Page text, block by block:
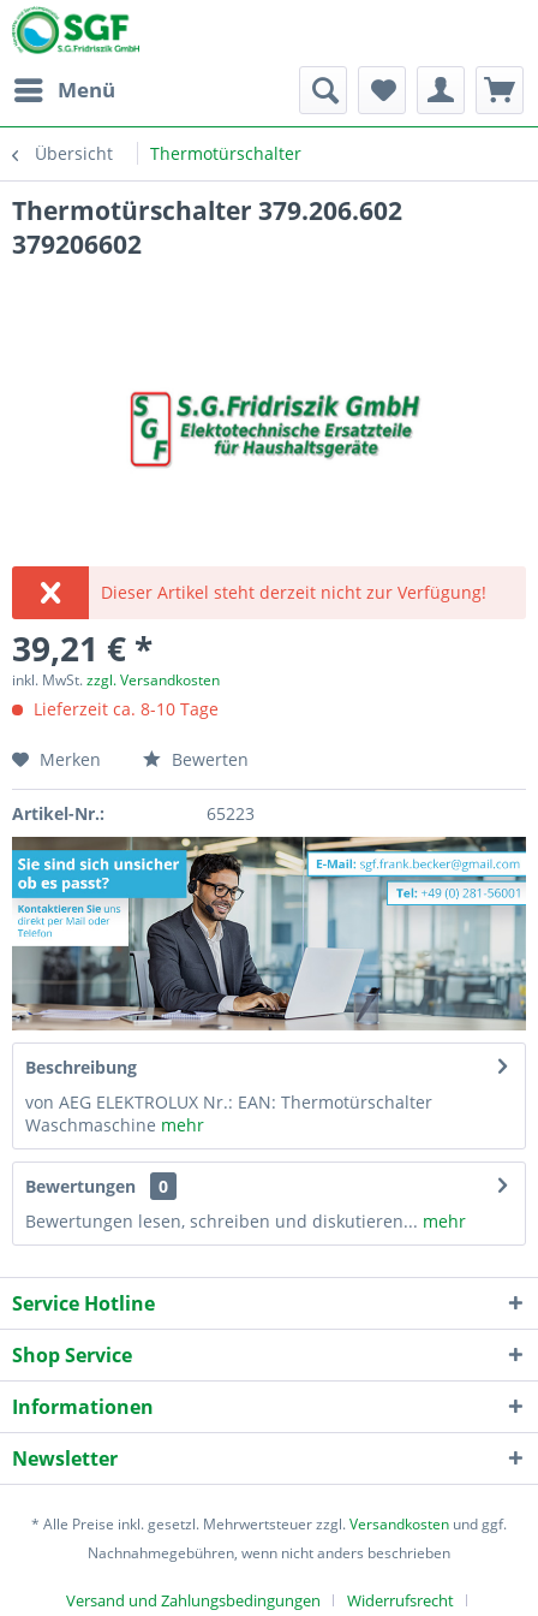
Menü
Übersicht Thermotürschalter
Thermotürschalter 379.206.602
379206602
Dieser Artikel steht derzeit nicht zur Verfügung!
39,21 € *
inkl. MwSt.zzgl. Versandkosten
Lieferzeit ca. 8-10 Tage
Merken Bewerten
Artikel-Nr.: 65223
Beschreibung
von AEG ELEKTROLUX Nr.: EAN: Thermotürschalter
Waschmaschine mehr
Bewertungen
0
Bewertungen lesen, schreiben und diskutieren... mehr
Service Hotline
Shop Service
Informationen
Newsletter
* Alle Preise inkl. gesetzl. Mehrwertsteuer zzgl.Versandkosten und ggf.
Nachnahmegebühren, wenn nicht anders beschrieben
Versand und Zahlungsbedingungen Widerrufsrecht